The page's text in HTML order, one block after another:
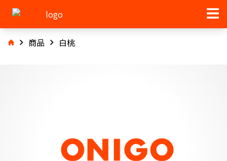
商品 白桃